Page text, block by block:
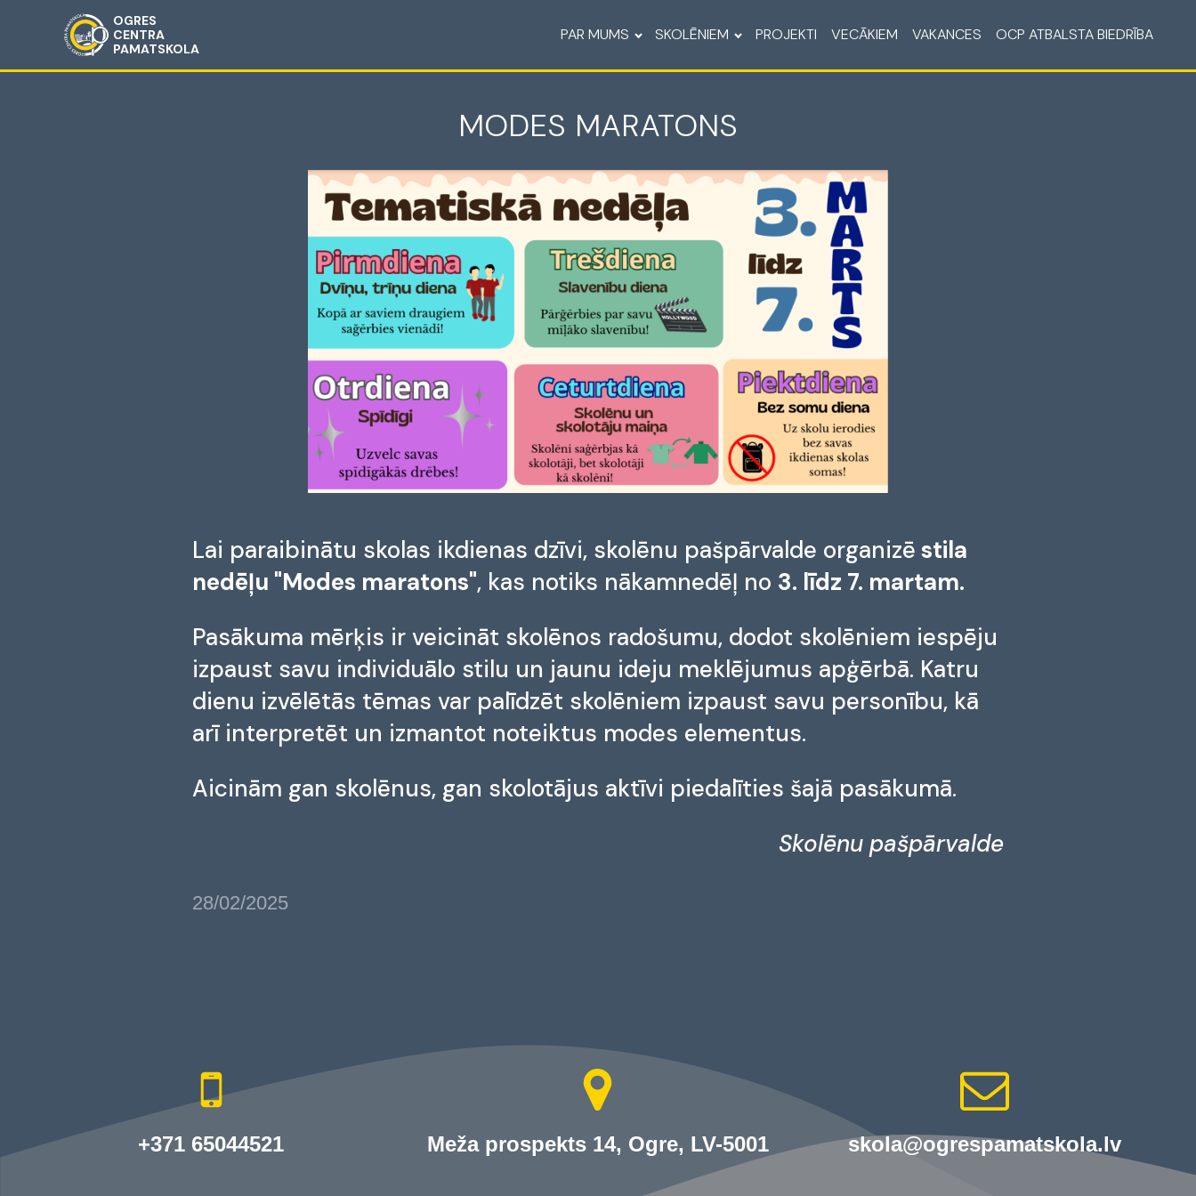
OGRES
CENTRA
PAMATSKOLA
PAR MUMS SKOLĒNIEM PROJEKTI VECĀKIEM VAKANCES OCP ATBALSTA BIEDRĪBA
MODES MARATONS
Lai paraibinātu skolas ikdienas dzīvi, skolēnu pašpārvalde organizē stila
nedēļu "Modes maratons", kas notiks nākamnedēļ no 3. līdz 7. martam.
Pasākuma mērķis ir veicināt skolēnos radošumu, dodot skolēniem iespēju
izpaust savu individuālo stilu un jaunu ideju meklējumus apģērbā. Katru
dienu izvēlētās tēmas var palīdzēt skolēniem izpaust savu personību, kā
arī interpretēt un izmantot noteiktus modes elementus.
Aicinām gan skolēnus, gan skolotājus aktīvi piedalīties šajā pasākumā.
Skolēnu pašpārvalde
28/02/2025
+371 65044521 Meža prospekts 14, Ogre, LV-5001 skola@ogrespamatskola.lv